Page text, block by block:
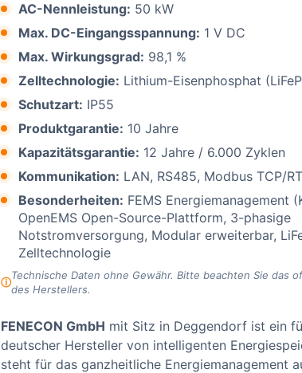
AC-Nennleistung: 50 kW
Max. DC-Eingangsspannung: 1 V DC
Max. Wirkungsgrad: 98,1 %
Zelltechnologie: Lithium-Eisenphosphat
Schutzart: IP55
Produktgarantie: 10 Jahre
Kapazitätsgarantie: 12 Jahre / 6.000 Zyklen
Kommunikation: LAN, RS485, Modbus TCP/
Besonderheiten: FEMS Energiemanagement
OpenEMS Open-Source-Plattform, 3-phasige
Notstromversorgung, Modular erweiterbar,
Zelltechnologie
Technische Daten ohne Gewähr. Bitte beachten Sie das
des Herstellers.
FENECON GmbH mit Sitz in Deggendorf ist ein
deutscher Hersteller von intelligenten
steht für das ganzheitliche Energiemanagement